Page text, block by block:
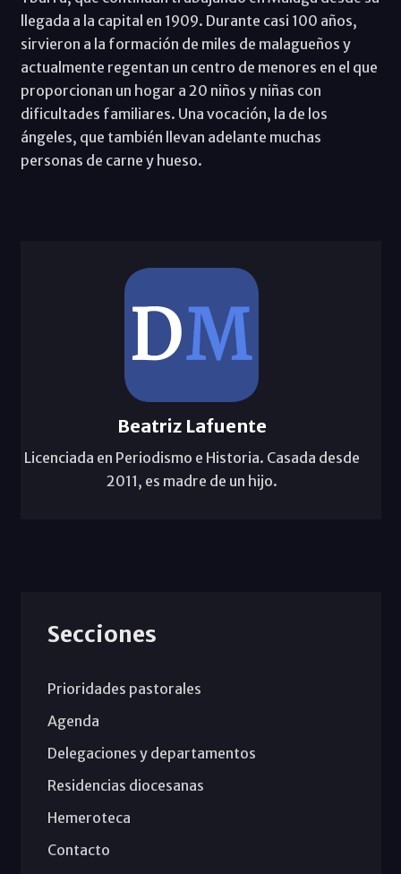
llegada a la capital en 1909. Durante casi 100 años,
sirvieron a la formación de miles de malagueños y
actualmente regentan un centro de menores en el que
proporcionan un hogar a 20 niños y niñas con
dificultades familiares. Una vocación, la de los
ángeles, que también llevan adelante muchas
personas de carne y hueso.
Beatriz Lafuente
Licenciada en Periodismo e Historia. Casada desde
2011, es madre de un hijo.
Secciones
Prioridades pastorales
Agenda
Delegaciones y departamentos
Residencias diocesanas
Hemeroteca
Contacto